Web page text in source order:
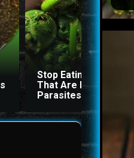
Stop Eating These 3
That Are Known to
Parasites